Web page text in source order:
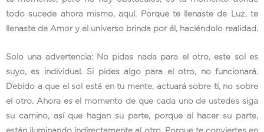
todo sucede ahora mismo, aquí. Porque te llenaste de Luz, te
llenaste de Amor y el universo brinda por él, haciéndolo realidad.
Solo una advertencia: No pidas nada para el otro, este sol es
suyo, es individual. Si pides algo para el otro, no funcionará.
Debido a que el sol está en tu mente, actuará sobre ti, no sobre
el otro. Ahora es el momento de que cada uno de ustedes siga
su camino, así que hagan su parte, porque al hacer su parte,